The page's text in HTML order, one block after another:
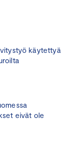
käytettyä
eivät ole